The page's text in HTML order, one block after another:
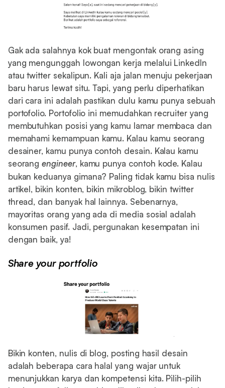
Gak ada salahnya kok buat mengontak orang asing
yang mengunggah lowongan kerja melalui LinkedIn
atau twitter sekalipun. Kali aja jalan menuju pekerjaan
baru harus lewat situ. Tapi, yang perlu diperhatikan
dari cara ini adalah pastikan dulu kamu punya sebuah
portofolio. Portofolio ini memudahkan recruiter yang
membutuhkan posisi yang kamu lamar membaca dan
memahami kemampuan kamu. Kalau kamu seorang
desainer, kamu punya contoh desain. Kalau kamu
seorangengineer, kamu punya contoh kode. Kalau
bukan keduanya gimana? Paling tidak kamu bisa nulis
artikel, bikin konten, bikin mikroblog, bikin twitter
thread, dan banyak hal lainnya. Sebenarnya,
mayoritas orang yang ada di media sosial adalah
konsumen pasif. Jadi, pergunakan kesempatan ini
dengan baik, ya!
Share your portfolio
Bikin konten, nulis di blog, posting hasil desain
adalah beberapa cara halal yang wajar untuk
menunjukkan karya dan kompetensi kita. Pilih-pilih